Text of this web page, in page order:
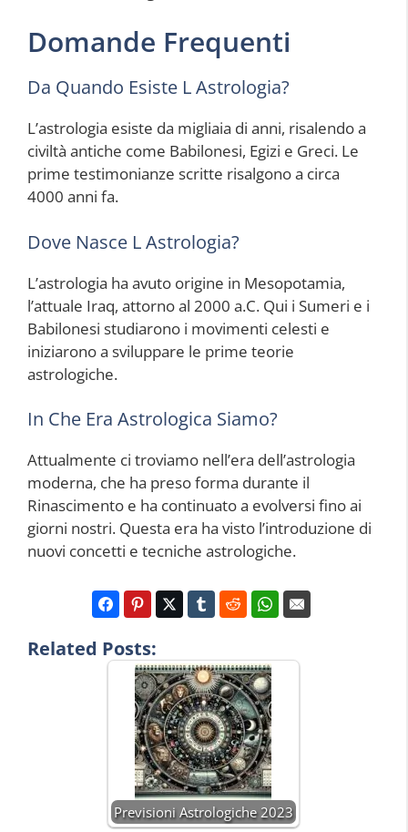
Domande Frequenti
Da Quando Esiste L Astrologia?
L’astrologia esiste da migliaia di anni, risalendo a
civiltà antiche come Babilonesi, Egizi e Greci. Le
prime testimonianze scritte risalgono a circa
4000 anni fa.
Dove Nasce L Astrologia?
L’astrologia ha avuto origine in Mesopotamia,
l’attuale Iraq, attorno al 2000 a.C. Qui i Sumeri e i
Babilonesi studiarono i movimenti celesti e
iniziarono a sviluppare le prime teorie
astrologiche.
In Che Era Astrologica Siamo?
Attualmente ci troviamo nell’era dell’astrologia
moderna, che ha preso forma durante il
Rinascimento e ha continuato a evolversi fino ai
giorni nostri. Questa era ha visto l’introduzione di
nuovi concetti e tecniche astrologiche.
Related Posts:
Previsioni Astrologiche 2023